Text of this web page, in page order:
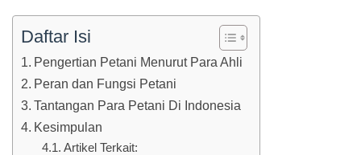
Daftar Isi
Pengertian Petani Menurut Para Ahli
Peran dan Fungsi Petani
Tantangan Para Petani Di Indonesia
Kesimpulan
Artikel Terkait: